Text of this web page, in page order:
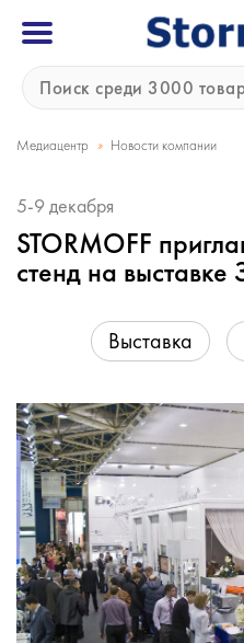
Медиацентр » Новости компании
5-9 декабря
STORMOFF
стенд на
Выставка